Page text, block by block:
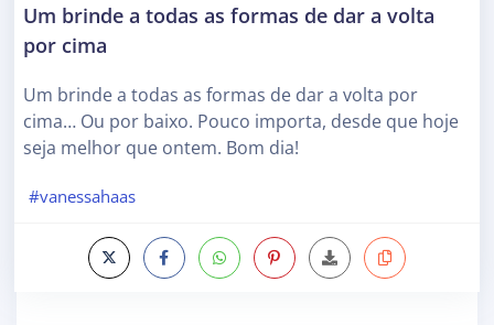
Um brinde a todas as formas de dar a volta
por cima
Um brinde a todas as formas de dar a volta por
cima… Ou por baixo. Pouco importa, desde que hoje
seja melhor que ontem. Bom dia!
#vanessahaas